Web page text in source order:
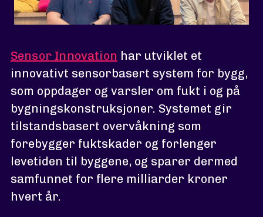
Sensor Innovation har utviklet et
innovativt sensorbasert system for bygg,
som oppdager og varsler om fukt i og på
bygningskonstruksjoner. Systemet gir
tilstandsbasert overvåkning som
forebygger fuktskader og forlenger
levetiden til byggene, og sparer dermed
samfunnet for flere milliarder kroner
hvert år.